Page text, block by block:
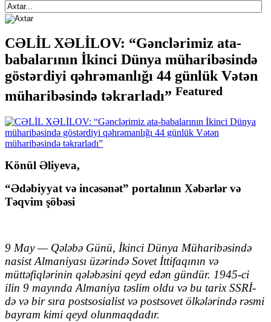
CƏLİL XƏLİLOV: “Gənclərimiz ata-
babalarının İkinci Dünya müharibəsində
göstərdiyi qəhrəmanlığı 44 günlük Vətən
müharibəsində təkrarladı” Featured
Könül Əliyeva,
“Ədəbiyyat və incəsənət” portalının Xəbərlər və
Təqvim şöbəsi
9 May — Qələbə Günü, İkinci Dünya Müharibəsində
nasist Almaniyası üzərində Sovet İttifaqının və
müttəfiqlərinin qələbəsini qeyd edən gündür. 1945-ci
ilin 9 mayında Almaniya təslim oldu və bu tarix SSRİ-
də və bir sıra postsosialist və postsovet ölkələrində rəsmi
bayram kimi qeyd olunmaqdadır.